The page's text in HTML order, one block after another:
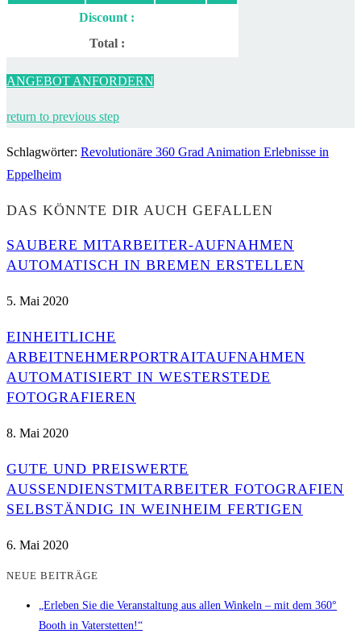
Discount :
Total :
ANGEBOT ANFORDERN
return to previous step
Schlagwörter: Revolutionäre 360 Grad Animation Erlebnisse in
Eppelheim
DAS KÖNNTE DIR AUCH GEFALLEN
SAUBERE MITARBEITER-AUFNAHMEN
AUTOMATISCH IN BREMEN ERSTELLEN
5. Mai 2020
EINHEITLICHE
ARBEITNEHMERPORTRAITAUFNAHMEN
AUTOMATISIERT IN WESTERSTEDE
FOTOGRAFIEREN
8. Mai 2020
GUTE UND PREISWERTE
AUSSENDIENSTMITARBEITER FOTOGRAFIEN S
ELBSTÄNDIG IN WEINHEIM FERTIGEN
6. Mai 2020
NEUE BEITRÄGE
„Erleben Sie die Veranstaltung aus allen Winkeln – mit dem 360°
Booth in Vaterstetten!“